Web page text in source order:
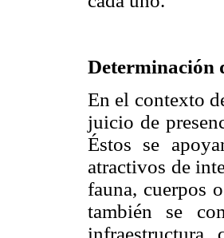
Determinación
En el contexto
juicio de
Éstos se
atractivos de
fauna, cuerpos
también se